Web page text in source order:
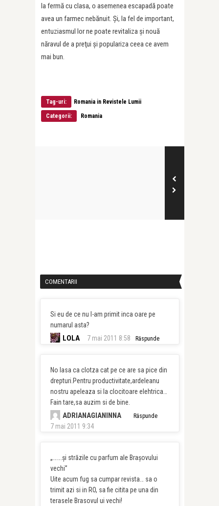
la fermă cu clasa, o asemenea escapadă poate
avea un farmec nebănuit. Şi, la fel de important,
entuziasmul lor ne poate revitaliza şi nouă
năravul de a preţui şi populariza ceea ce avem
mai bun.
Tag-uri: Romania in Revistele Lumii
Categorii: Romania
COMENTARII
Si eu de ce nu l-am primit inca oare pe
numarul asta?
LOLA 7 mai 2011 8:58 Răspunde
No lasa ca clotza cat pe ce are sa pice din
drepturi.Pentru productivitate,ardeleanu
nostru apeleaza si la clocitoare elehtrica…
Fain tare,sa auzim si de bine.
ADRIANAGIANINNA
7 mai 2011 9:34
Răspunde
„…….şi străzile cu parfum ale Braşovului
vechi”
Uite acum fug sa cumpar revista… sa o
trimit azi si in RO, sa fie citita pe una din
terasele Brasovul ui vechi!